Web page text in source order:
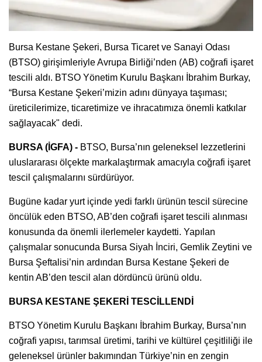
Bursa Kestane Şekeri, Bursa Ticaret ve Sanayi Odası
(BTSO) girişimleriyle Avrupa Birliği’nden (AB) coğrafi işaret
tescili aldı. BTSO Yönetim Kurulu Başkanı İbrahim Burkay,
“Bursa Kestane Şekeri’mizin adını dünyaya taşıması;
üreticilerimize, ticaretimize ve ihracatımıza önemli katkılar
sağlayacak" dedi.
BURSA (İGFA) - BTSO, Bursa’nın geleneksel lezzetlerini
uluslararası ölçekte markalaştırmak amacıyla coğrafi işaret
tescil çalışmalarını sürdürüyor.
Bugüne kadar yurt içinde yedi farklı ürünün tescil sürecine
öncülük eden BTSO, AB’den coğrafi işaret tescili alınması
konusunda da önemli ilerlemeler kaydetti. Yapılan
çalışmalar sonucunda Bursa Siyah İnciri, Gemlik Zeytini ve
Bursa Şeftalisi’nin ardından Bursa Kestane Şekeri de
kentin AB’den tescil alan dördüncü ürünü oldu.
BURSA KESTANE ŞEKERİ TESCİLLENDİ
BTSO Yönetim Kurulu Başkanı İbrahim Burkay, Bursa’nın
coğrafi yapısı, tarımsal üretimi, tarihi ve kültürel çeşitliliği ile
geleneksel ürünler bakımından Türkiye’nin en zengin